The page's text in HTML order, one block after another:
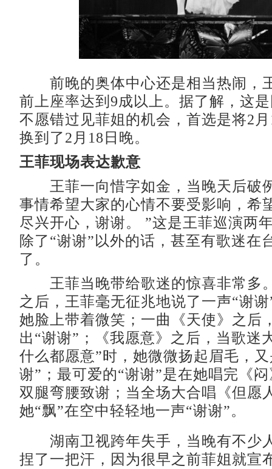
前晚的奥体中心还是相当热闹，
前上座率达到9成以上。据了解，这
不愿错过见菲姐的机会，首选是将2
换到了2月18日晚。
王菲现场表达歉意
王菲一向惜字如金，当晚天后破
事情希望大家的心情不要受影响，希
尽兴开心，谢谢。 ”这是王菲巡演两
除了“谢谢”以外的话，甚至有歌迷在
了。
王菲当晚带给歌迷的惊喜非常多
之后，王菲毫无征兆地说了一声“谢
她脸上带着微笑；一曲《天使》之后
出“谢谢”；《我愿意》之后，当歌迷
什么都愿意”时，她微微扬起眉毛，
谢”；最可爱的“谢谢”是在她唱完《
双腿弯腰致谢；当全场大合唱《但愿
她“飘”在空中轻轻地一声“谢谢”。
湖南卫视跨年失手，当晚有不少
捏了一把汗，因为很早之前菲姐就宣